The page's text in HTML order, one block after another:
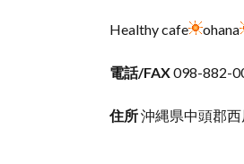
Healthy cafe ohana
電話/FAX098-882-
住所沖縄県中頭郡